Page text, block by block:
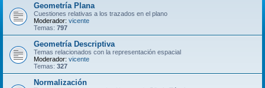
Geometría Plana
Cuestiones relativas a los trazados en el plano
Moderador: vicente
Temas: 797
Geometría Descriptiva
Temas relacionados con la representación espacial
Moderador: vicente
Temas: 327
Normalización